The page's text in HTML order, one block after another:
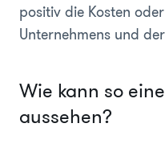
positiv die Kosten
Unternehmens und
Wie kann so
aussehen?